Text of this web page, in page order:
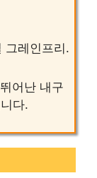
그레인프리.
어난 내구
다.